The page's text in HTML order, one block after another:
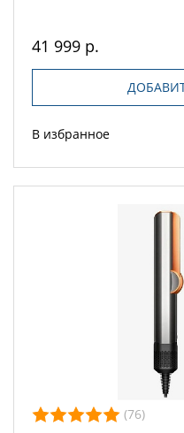
41 999 р.
В избранное
(76)